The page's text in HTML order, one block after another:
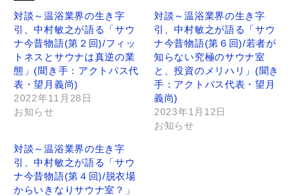
対談～温浴業界の生き字
引、中村敏之が語る「サウ
ナ今昔物語(第２回)/フィッ
トネスとサウナは真逆の業
態」(聞き手：アクトパス代
表・望月義尚)
2022年11月28日
お知らせ
対談～温浴業界の生き字
引、中村敏之が語る「サウ
ナ今昔物語(第６回)/若者が
知らない究極のサウナ室
と、投資のメリハリ」(聞き
手：アクトパス代表・望月
義尚)
2023年1月12日
お知らせ
対談～温浴業界の生き字
引、中村敏之が語る「サウ
ナ今昔物語(第４回)/脱衣場
からいきなりサウナ室？」